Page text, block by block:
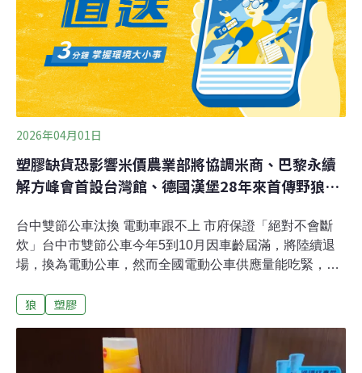
調度，未來也不排除在取得綠電認證後直接對外售電。
（公視新聞網報導）
2026年04月01日
塑膠缺貨恐影響米價農業部將協調米商、巴黎永續
解方峰會首設台灣館、德國漢堡28年來首傳野狼咬
台中雙節公車汰換 電動車跟不上 市府保證「絕對不會斷
炊」台中市雙節公車今年5到10月因車齡屆滿，將陸續退
場，換為電動公車，然而全國電動公車供應量能吃緊，恐
相關法令，讓雙節公車可以在屆齡後繼續服役，保證絕對
館魚隻跳缸 館方籲勿拍打缸體關閉閃光燈有民眾拍打台中
海洋館展缸觀察魚隻反應，導致泰國鯽跳缸。台中海洋館
狼 塑膠